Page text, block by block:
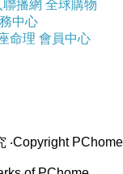
聯播網 全球購物
中心
命理 會員中心
‧Copyright PChome